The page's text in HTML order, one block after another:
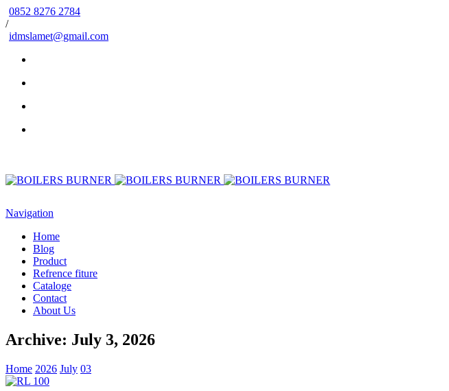
0852 8276 2784
/
idmslamet@gmail.com
Navigation
Home
Blog
Product
Refrence fiture
Cataloge
Contact
About Us
Archive: July 3, 2026
Home 2026 July 03